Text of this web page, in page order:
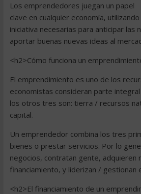
Los emprendedores juegan un papel
clave en cualquier economía,
iniciativa necesarias para anticipar las
aportar buenas nuevas ideas al
<h2>Cómo funciona un
El emprendimiento es uno de los
economistas consideran parte
los otros tres son: tierra / recursos
capital.
Un emprendedor combina los tres
bienes o prestar servicios. Por lo
negocios, contratan gente, adquieren
financiamiento, y liderizan / gestionan
<h2>El financiamiento de un